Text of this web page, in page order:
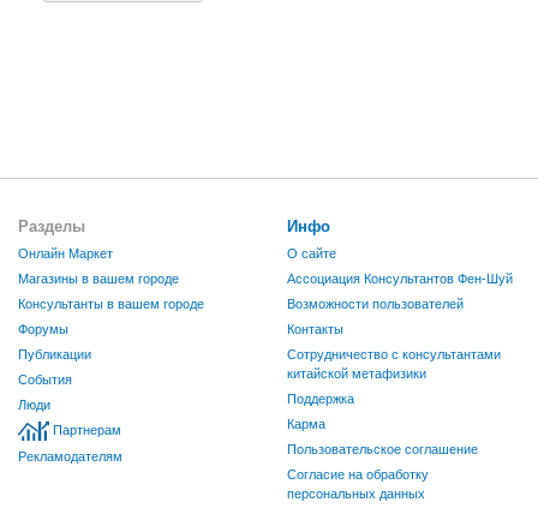
Разделы
Онлайн Маркет
Магазины в вашем городе
Консультанты в вашем городе
Форумы
Публикации
События
Люди
Партнерам
Рекламодателям
Инфо
О сайте
Ассоциация Консультантов Фен-Шуй
Возможности пользователей
Контакты
Сотрудничество с консультантами
китайской метафизики
Поддержка
Карма
Пользовательское соглашение
Согласие на обработку
персональных данных